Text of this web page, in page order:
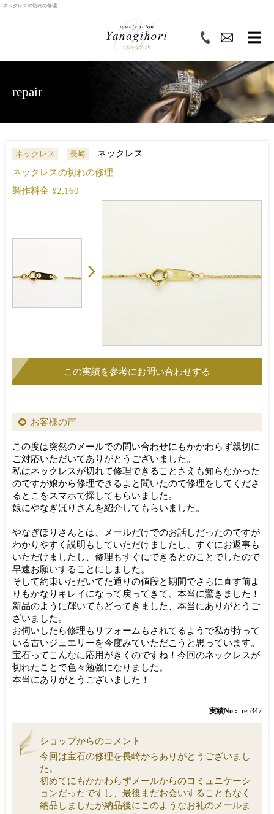
ネックレスの切れの修理
repair
ネックレス 長崎
ネックレス
ネックレスの切れの修理
製作料金 ¥2,160
お客様の声
この度は突然のメールでの問い合わせにもかかわらず親切に
ご対応いただいてありがとうございました。
私はネックレスが切れて修理できることさえも知らなかった
のですが娘から修理できるよと聞いたので修理をしてくださ
るとこをスマホで探してもらいました。
娘にやなぎほりさんを紹介してもらいました。
やなぎほりさんとは、メールだけでのお話しだったのですが
わかりやすく説明もしていただけましたし、すぐにお返事も
いただけましたし、修理もすぐにできるとのことでしたので
早速お願いすることにしました。
そして約束いただいてた通りの値段と期間でさらに直す前よ
りもかなりキレイになって戻ってきて、本当に驚きました！
新品のように輝いてもどってきました、本当にありがとうご
ざいました。
お伺いしたら修理もリフォームもされてるようで私が持って
いる古いジュエリーを今度みていただこうと思っています。
宝石ってこんなに応用がきくのですね！今回のネックレスが
切れたことで色々勉強になりました。
本当にありがとうございました！
実績No rep347
ショップからのコメント
今回は宝石の修理を長崎からありがとうございまし
た。
初めてにもかかわらずメールからのコミュニケーシ
ョンだったですし、最後まだお会いすることもなく
納品しましたが納品後にこのようなお礼のメールま